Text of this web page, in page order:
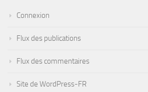
Connexion
Flux des publications
Flux des commentaires
Site de WordPress-FR